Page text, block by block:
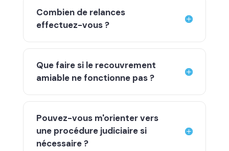
Combien de relances
effectuez-vous ?
Que faire si le recouvrement
amiable ne fonctionne pas ?
Pouvez-vous m'orienter vers
une procédure judiciaire si
nécessaire ?